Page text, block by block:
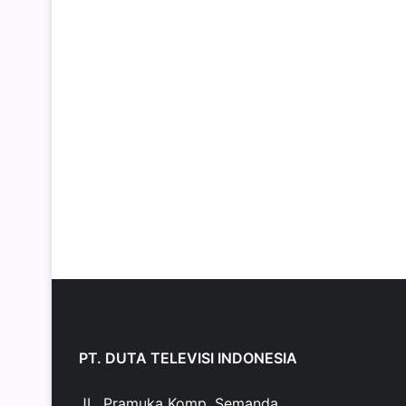
PT. DUTA TELEVISI INDONESIA